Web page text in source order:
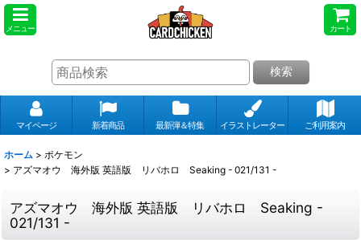
メニュー カート
検索
マイページ 新着商品 最新弾＆特集 イラストレーター ご利用案内
ホーム > ポケモン
> アズマオウ 海外版 英語版 リバホロ Seaking - 021/131 -
アズマオウ 海外版 英語版 リバホロ Seaking -
021/131 -